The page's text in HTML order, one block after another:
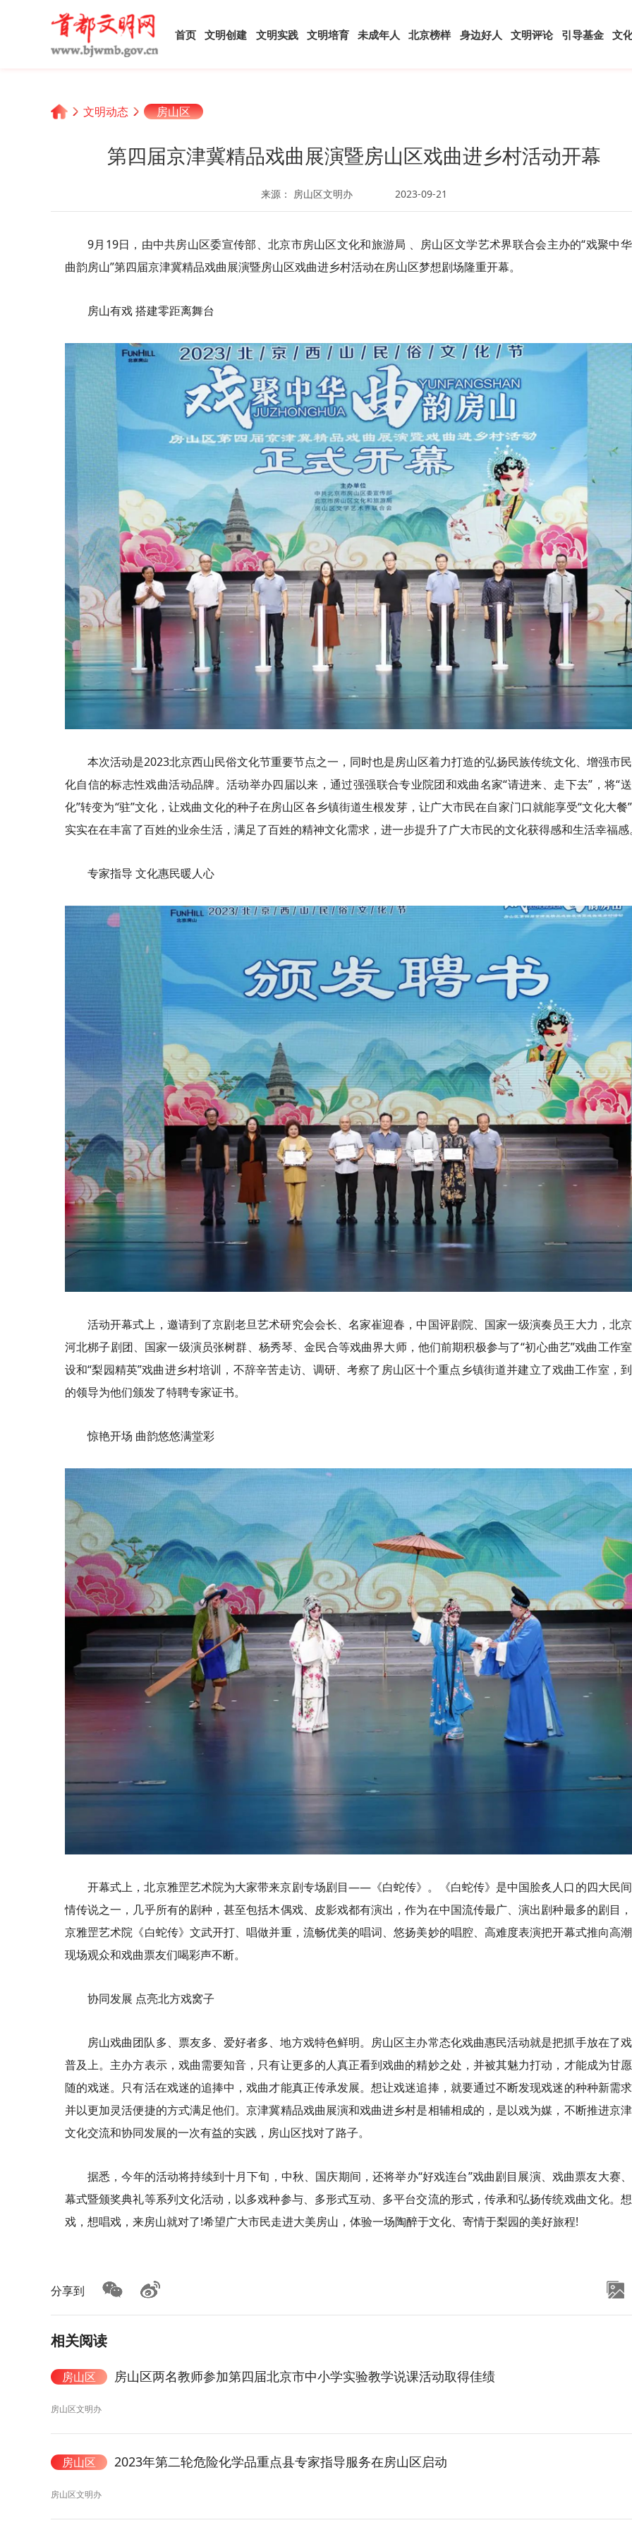
首页 文明创建 文明实践 文明培育 未成年人 北京榜样 身边好人 文明评论 引导基金 文
文明动态 房山区
第四届京津冀精品戏曲展演暨房山区戏曲进乡村活动开幕
来源： 房山区文明办 2023-09-21
9月19日，由中共房山区委宣传部、北京市房山区文化和旅游局 、房山区文学艺术界联合会主办的“戏聚中
曲韵房山”第四届京津冀精品戏曲展演暨房山区戏曲进乡村活动在房山区梦想剧场隆重开幕。
房山有戏 搭建零距离舞台
本次活动是2023北京西山民俗文化节重要节点之一，同时也是房山区着力打造的弘扬民族传统文化、增强市
化自信的标志性戏曲活动品牌。活动举办四届以来，通过强强联合专业院团和戏曲名家“请进来、走下去”，将“
化”转变为“驻”文化，让戏曲文化的种子在房山区各乡镇街道生根发芽，让广大市民在自家门口就能享受“文化大餐
实实在在丰富了百姓的业余生活，满足了百姓的精神文化需求，进一步提升了广大市民的文化获得感和生活幸福感
专家指导 文化惠民暖人心
活动开幕式上，邀请到了京剧老旦艺术研究会会长、名家崔迎春，中国评剧院、国家一级演奏员王大力，北
河北梆子剧团、国家一级演员张树群、杨秀琴、金民合等戏曲界大师，他们前期积极参与了“初心曲艺”戏曲工作
设和“梨园精英”戏曲进乡村培训，不辞辛苦走访、调研、考察了房山区十个重点乡镇街道并建立了戏曲工作室，
的领导为他们颁发了特聘专家证书。
惊艳开场 曲韵悠悠满堂彩
开幕式上，北京雅罡艺术院为大家带来京剧专场剧目——《白蛇传》。《白蛇传》是中国脍炙人口的四大民
情传说之一，几乎所有的剧种，甚至包括木偶戏、皮影戏都有演出，作为在中国流传最广、演出剧种最多的剧目
京雅罡艺术院《白蛇传》文武开打、唱做并重，流畅优美的唱词、悠扬美妙的唱腔、高难度表演把开幕式推向高
现场观众和戏曲票友们喝彩声不断。
协同发展 点亮北方戏窝子
房山戏曲团队多、票友多、爱好者多、地方戏特色鲜明。房山区主办常态化戏曲惠民活动就是把抓手放在了
普及上。主办方表示，戏曲需要知音，只有让更多的人真正看到戏曲的精妙之处，并被其魅力打动，才能成为甘
随的戏迷。只有活在戏迷的追捧中，戏曲才能真正传承发展。想让戏迷追捧，就要通过不断发现戏迷的种种新需
并以更加灵活便捷的方式满足他们。京津冀精品戏曲展演和戏曲进乡村是相辅相成的，是以戏为媒，不断推进京
文化交流和协同发展的一次有益的实践，房山区找对了路子。
据悉，今年的活动将持续到十月下旬，中秋、国庆期间，还将举办“好戏连台”戏曲剧目展演、戏曲票友大赛
幕式暨颁奖典礼等系列文化活动，以多戏种参与、多形式互动、多平台交流的形式，传承和弘扬传统戏曲文化。
戏，想唱戏，来房山就对了!希望广大市民走进大美房山，体验一场陶醉于文化、寄情于梨园的美好旅程!
分享到
相关阅读
房山区 房山区两名教师参加第四届北京市中小学实验教学说课活动取得佳绩
房山区文明办
房山区 2023年第二轮危险化学品重点县专家指导服务在房山区启动
房山区文明办